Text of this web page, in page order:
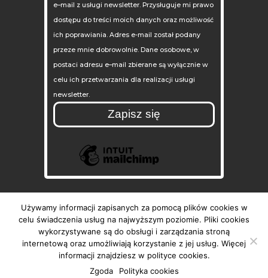
e–mail z usługi newsletter. Przysługuje mi prawo
dostępu do treści moich danych oraz możliwość
ich poprawiania. Adres e-mail został podany
przeze mnie dobrowolnie. Dane osobowe, w
postaci adresu e–mail zbierane są wyłącznie w
celu ich przetwarzania dla realizacji usługi
newsletter.
© 2024 Bytomski Teatr Tańca i Ruchu
ROZBARK
Używamy informacji zapisanych za pomocą plików cookies w
celu świadczenia usług na najwyższym poziomie. Pliki cookies
wykorzystywane są do obsługi i zarządzania stroną
internetową oraz umożliwiają korzystanie z jej usług. Więcej
informacji znajdziesz w polityce cookies.
Zgoda
Polityka cookies